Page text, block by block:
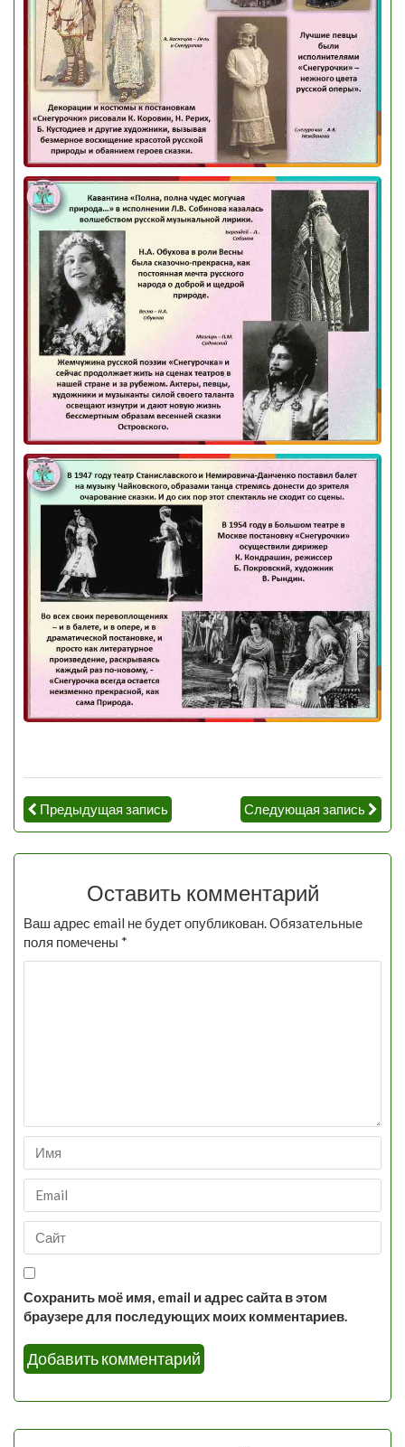
Предыдущая запись Следующая запись
Оставить комментарий
Ваш адрес email не будет опубликован.Обязательные
поля помечены *
Сохранить моё имя, email и адрес сайта в этом
браузере для последующих моих комментариев.